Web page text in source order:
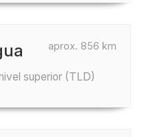
aprox. 856 km
superior (TLD)